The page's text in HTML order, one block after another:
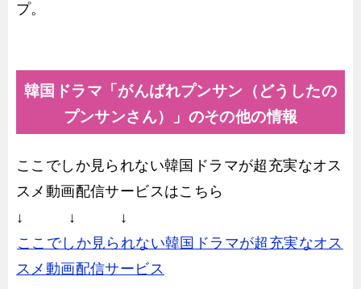
プ。
韓国ドラマ「がんばれプンサン（どうしたの
プンサンさん）」のその他の情報
ここでしか見られない韓国ドラマが超充実なオス
スメ動画配信サービスはこちら
↓ ↓ ↓
ここでしか見られない韓国ドラマが超充実なオス
スメ動画配信サービス